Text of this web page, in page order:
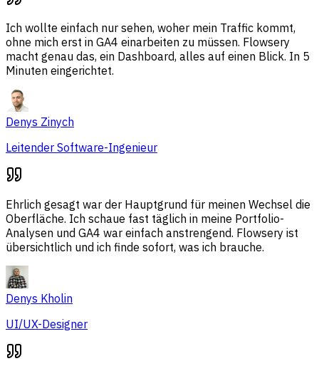
Ich wollte einfach nur sehen, woher mein Traffic kommt,
ohne mich erst in GA4 einarbeiten zu müssen. Flowsery
macht genau das, ein Dashboard, alles auf einen Blick. In 5
Minuten eingerichtet.
Denys Zinych
Leitender Software-Ingenieur
Ehrlich gesagt war der Hauptgrund für meinen Wechsel die
Oberfläche. Ich schaue fast täglich in meine Portfolio-
Analysen und GA4 war einfach anstrengend. Flowsery ist
übersichtlich und ich finde sofort, was ich brauche.
Denys Kholin
UI/UX-Designer